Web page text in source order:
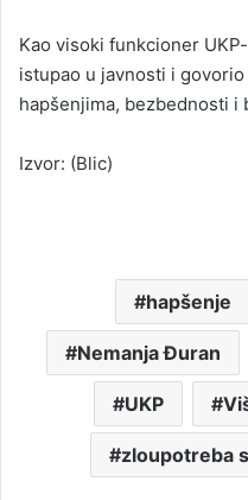
Kao visoki funkcioner
istupao u javnosti i
hapšenjima, bezbednosti i
Izvor: (Blic)
hapšenje
Nemanja Đuran
UKP
zloupotreba